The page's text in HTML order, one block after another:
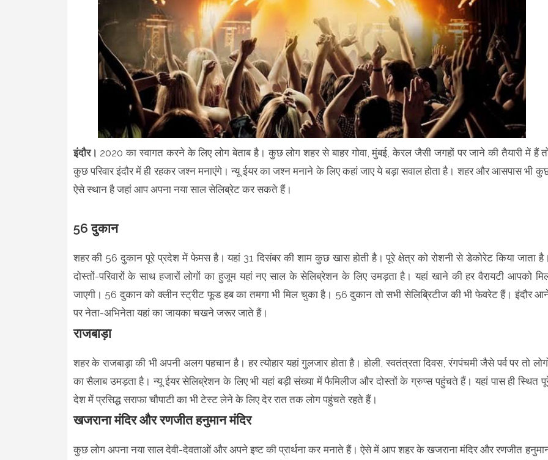
इंदौर। 2020 का स्वागत करने के लिए लोग बेताब है। कुछ लोग शहर से बाहर गोवा, मुंबई, केरल जैसी जगहों पर जाने की तैयारी में हैं
कुछ परिवार इंदौर में ही रहकर जश्न मनाएंगे। न्यू ईयर का जश्न मनाने के लिए कहां जाए ये बड़ा सवाल होता है। शहर और आसपास भी
ऐसे स्थान है जहां आप अपना नया साल सेलिब्रेट कर सकते हैं।
56 दुकान
शहर की 56 दुकान पूरे प्रदेश में फेमस है। यहां 31 दिसंबर की शाम कुछ खास होती है। पूरे क्षेत्र को रोशनी से डेकोरेट किया जाता
दोस्तों-परिवारों के साथ हजारों लोगों का हुजूम यहां नए साल के सेलिब्रेशन के लिए उमड़ता है। यहां खाने की हर वैरायटी आपको
जाएगी। 56 दुकान को क्लीन स्ट्रीट फूड हब का तमगा भी मिल चुका है। 56 दुकान तो सभी सेलिब्रिटीज की भी फेवरेट हैं। इंदौर
पर नेता-अभिनेता यहां का जायका चखने जरूर जाते हैं।
राजबाड़ा
शहर के राजबाड़ा की भी अपनी अलग पहचान है। हर त्योहार यहां गुलजार होता है। होली, स्वतंत्रता दिवस, रंगपंचमी जैसे पर्व पर तो
का सैलाब उमड़ता है। न्यू ईयर सेलिब्रेशन के लिए भी यहां बड़ी संख्या में फैमिलीज और दोस्तों के ग्रुप्स पहुंचते हैं। यहां पास ही स्थित
देश में प्रसिद्ध सराफा चौपाटी का भी टेस्ट लेने के लिए देर रात तक लोग पहुंचते रहते हैं।
खजराना मंदिर और रणजीत हनुमान मंदिर
कुछ लोग अपना नया साल देवी-देवताओं और अपने इष्ट की प्रार्थना कर मनाते हैं। ऐसे में आप शहर के खजराना मंदिर और रणजीत